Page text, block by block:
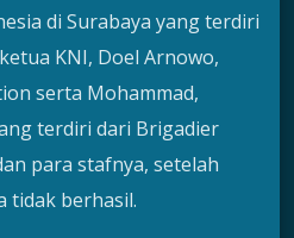
di Surabaya yang terdiri
KNI, Doel Arnowo,
serta Mohammad,
terdiri dari Brigadier
para stafnya, setelah
tidak berhasil.